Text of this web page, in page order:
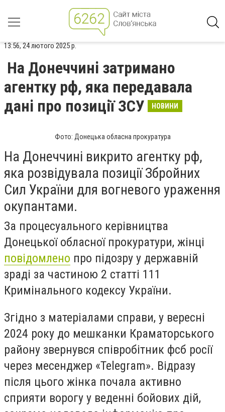
13:56, 24 лютого 2025 р.
На Донеччині затримано
агентку рф, яка передавала
дані про позиції ЗСУ
НОВИНИ
Фото: Донецька обласна прокуратура
На Донеччині викрито агентку рф,
яка розвідувала позиції Збройних
Сил України для вогневого ураження
окупантами.
За процесуального керівництва
Донецької обласної прокуратури, жінці
повідомлено про підозру у державній
зраді за частиною 2 статті 111
Кримінального кодексу України.
Згідно з матеріалами справи, у вересні
2024 року до мешканки Краматорського
району звернувся співробітник фсб росії
через месенджер «Telegram». Відразу
після цього жінка почала активно
сприяти ворогу у веденні бойових дій,